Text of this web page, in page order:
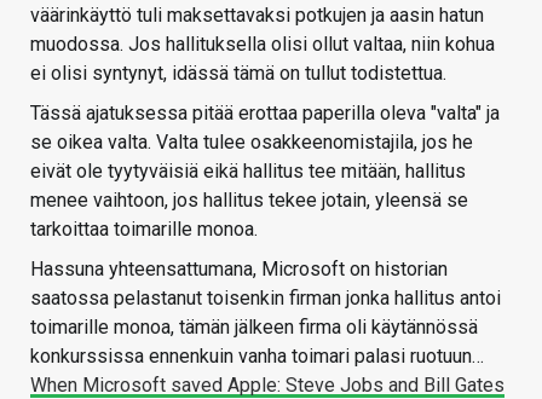
väärinkäyttö tuli maksettavaksi potkujen ja aasin hatun
muodossa. Jos hallituksella olisi ollut valtaa, niin kohua
ei olisi syntynyt, idässä tämä on tullut todistettua.
Tässä ajatuksessa pitää erottaa paperilla oleva "valta" ja
se oikea valta. Valta tulee osakkeenomistajila, jos he
eivät ole tyytyväisiä eikä hallitus tee mitään, hallitus
menee vaihtoon, jos hallitus tekee jotain, yleensä se
tarkoittaa toimarille monoa.
Hassuna yhteensattumana, Microsoft on historian
saatossa pelastanut toisenkin firman jonka hallitus antoi
toimarille monoa, tämän jälkeen firma oli käytännössä
konkurssissa ennenkuin vanha toimari palasi ruotuun…
When Microsoft saved Apple: Steve Jobs and Bill Gates